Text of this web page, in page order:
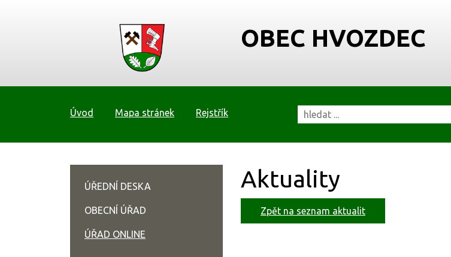
OBEC HVOZDEC
Úvod Mapa stránek Rejstřík
Aktuality
Zpět na seznam aktualit
ÚŘEDNÍ DESKA
OBECNÍ ÚŘAD
ÚŘAD ONLINE